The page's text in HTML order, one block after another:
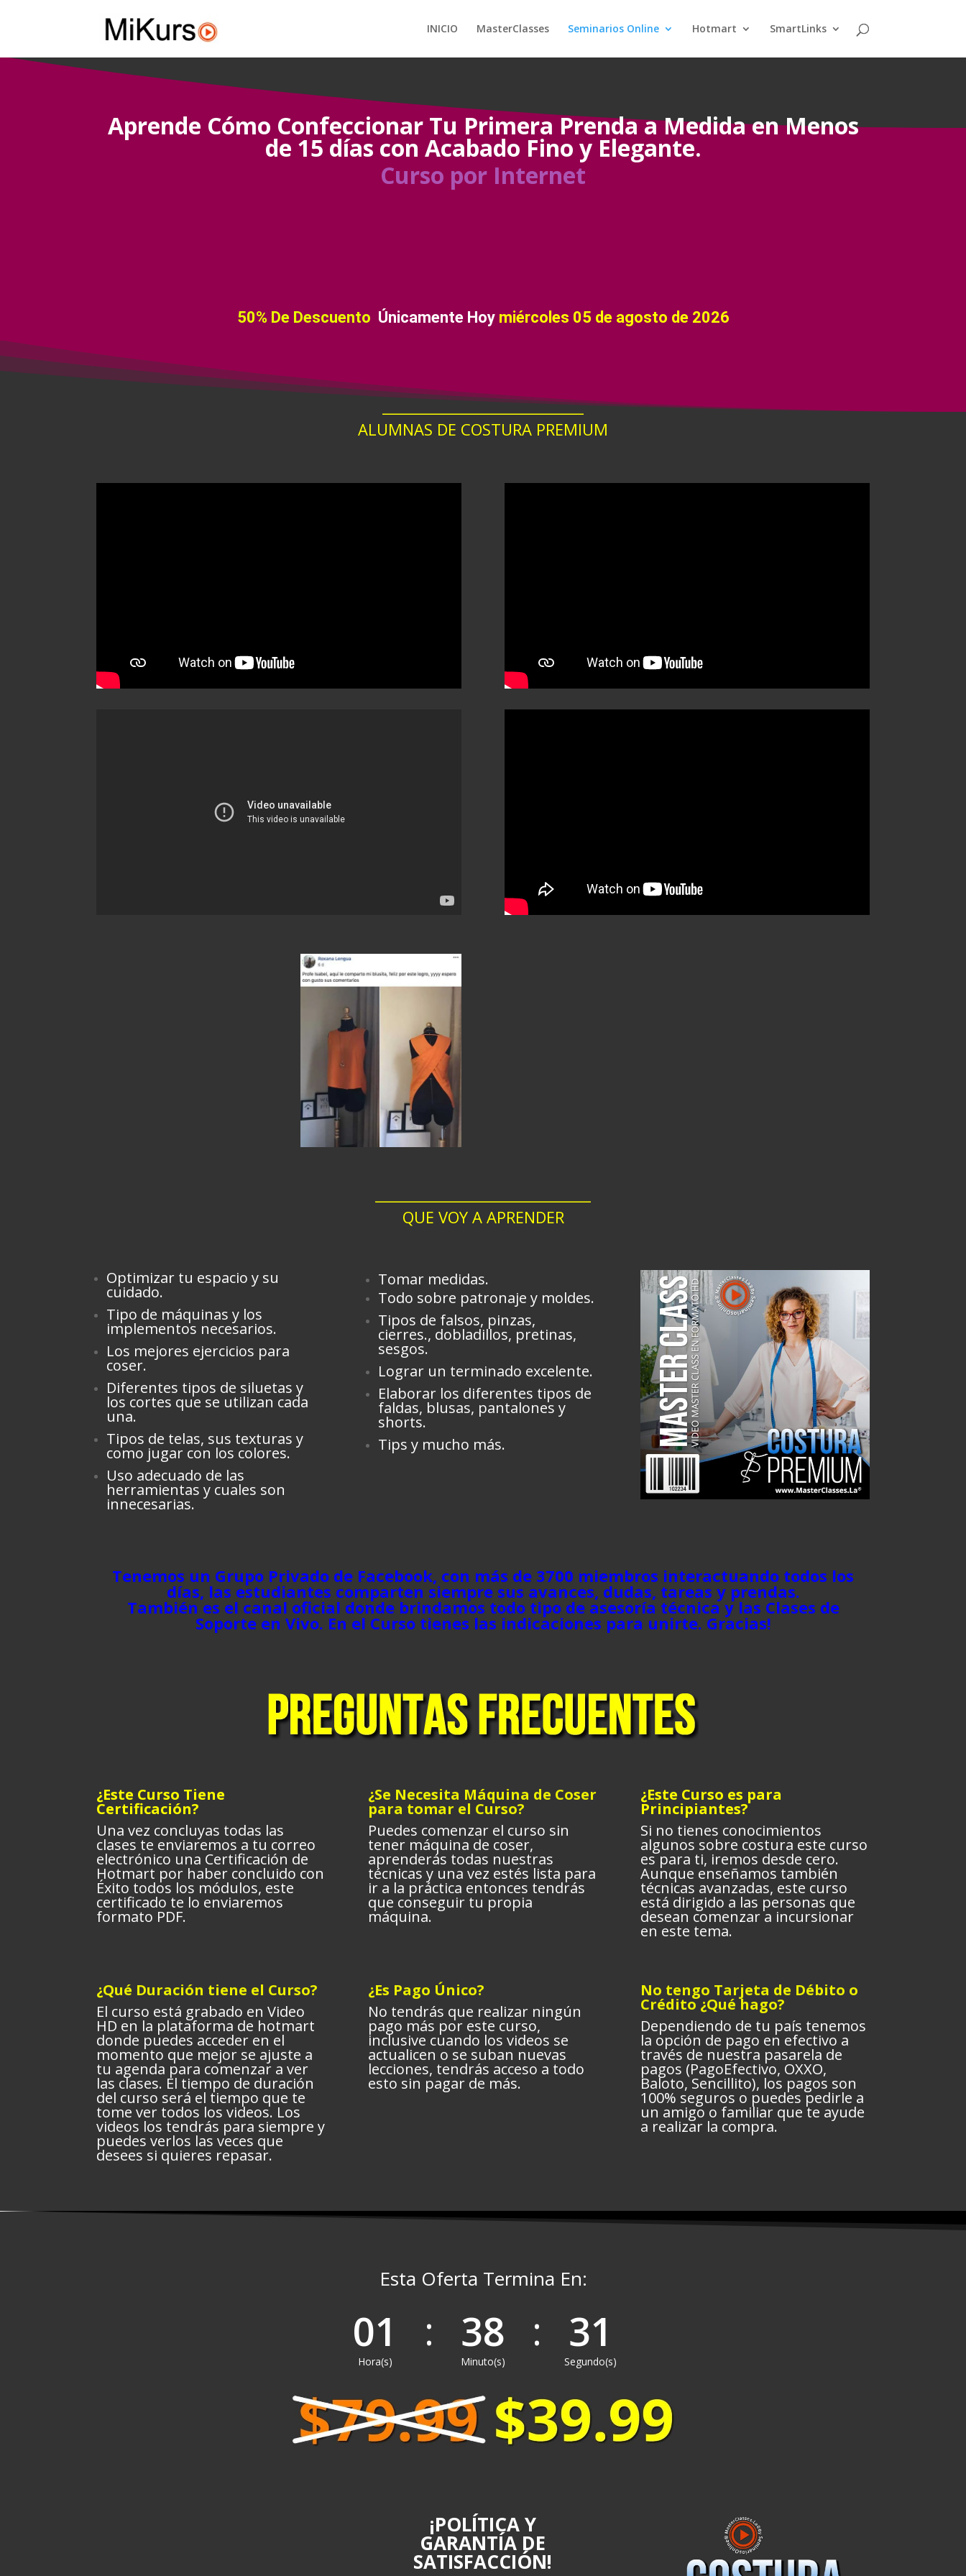
INICIO MasterClasses Seminarios Online Hotmart SmartLinks
Aprende Cómo Confeccionar Tu Primera Prenda a Medida en Menos
de 15 días con Acabado Fino y Elegante.
Curso por Internet
50% De Descuento Únicamente Hoy miércoles 05 de agosto de 2026
____________________________
ALUMNAS DE COSTURA PREMIUM
QUE VOY A APRENDER
Optimizar tu espacio y su
cuidado.
Tipo de máquinas y los
implementos necesarios.
Los mejores ejercicios para
coser.
Diferentes tipos de siluetas y
los cortes que se utilizan cada
una.
Tipos de telas, sus texturas y
como jugar con los colores.
Uso adecuado de las
herramientas y cuales son
innecesarias.
Tomar medidas.
Todo sobre patronaje y moldes.
Tipos de falsos, pinzas,
cierres., dobladillos, pretinas,
sesgos.
Lograr un terminado excelente.
Elaborar los diferentes tipos de
faldas, blusas, pantalones y
shorts.
Tips y mucho más.
Tenemos un Grupo Privado de Facebook, con más de 3700 miembros interactuando todos los
días, las estudiantes comparten siempre sus avances, dudas, tareas y prendas.
También es el canal oficial donde brindamos todo tipo de asesoría técnica y las Clases de
Soporte en Vivo. En el Curso tienes las indicaciones para unirte. Gracias!
¿Este Curso Tiene
Certificación?
Una vez concluyas todas las
clases te enviaremos a tu correo
electrónico una Certificación de
Hotmart por haber concluido con
Éxito todos los módulos, este
certificado te lo enviaremos
formato PDF.
¿Se Necesita Máquina de Coser
para tomar el Curso?
Puedes comenzar el curso sin
tener máquina de coser,
aprenderás todas nuestras
técnicas y una vez estés lista para
ir a la práctica entonces tendrás
que conseguir tu propia
máquina.
¿Este Curso es para
Principiantes?
Si no tienes conocimientos
algunos sobre costura este curso
es para ti, iremos desde cero.
Aunque enseñamos también
técnicas avanzadas, este curso
está dirigido a las personas que
desean comenzar a incursionar
en este tema.
¿Qué Duración tiene el Curso?
El curso está grabado en Video
HD en la plataforma de hotmart
donde puedes acceder en el
momento que mejor se ajuste a
tu agenda para comenzar a ver
las clases. El tiempo de duración
del curso será el tiempo que te
tome ver todos los videos. Los
videos los tendrás para siempre y
puedes verlos las veces que
desees si quieres repasar.
¿Es Pago Único?
No tendrás que realizar ningún
pago más por este curso,
inclusive cuando los videos se
actualicen o se suban nuevas
lecciones, tendrás acceso a todo
esto sin pagar de más.
No tengo Tarjeta de Débito o
Crédito ¿Qué hago?
Dependiendo de tu país tenemos
la opción de pago en efectivo a
través de nuestra pasarela de
pagos (PagoEfectivo, OXXO,
Baloto, Sencillito), los pagos son
100% seguros o puedes pedirle a
un amigo o familiar que te ayude
a realizar la compra.
Esta Oferta Termina En:
01
Hora(s)
: 38
Minuto(s)
: 30
Segundo(s)
¡POLÍTICA Y
GARANTÍA DE
SATISFACCIÓN!